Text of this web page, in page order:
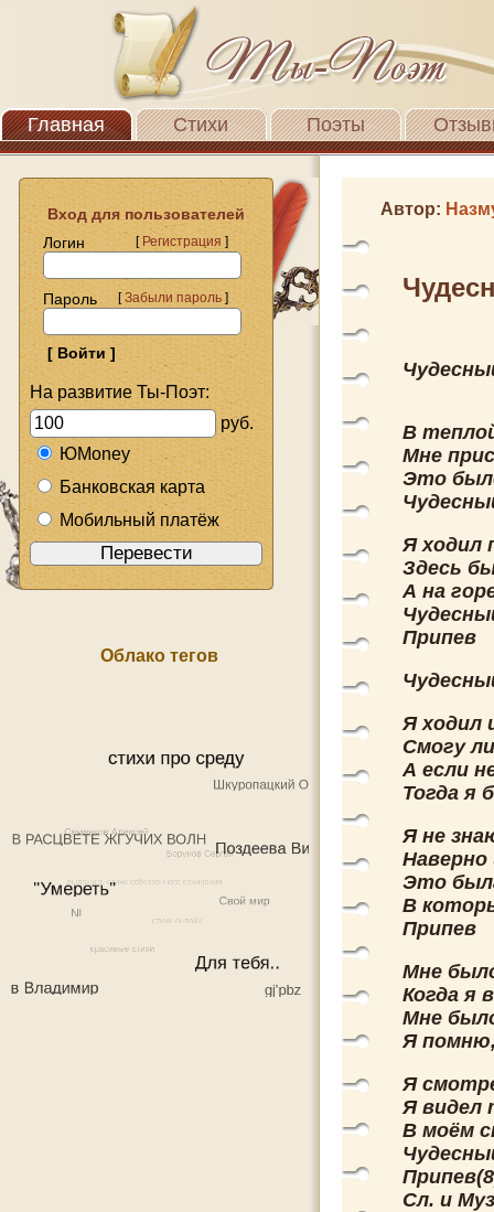
Главная Стихи Поэты
Вход для пользователей
Логин
[Регистрация]
Пароль [Забыли пароль]
На развитие Ты-Поэт:
руб.
ЮMoney
Банковская карта
Мобильный платёж
Облако тегов
Автор:
В
Мне
Это
Я ходил
Здесь
А на
Припев
Я ходил
Смогу
А если
Тогда я
Я не
Наверно
Это
В
Припев
Мне
Когда я
Мне
Я
Я
Я видел
В моём
Сл. и